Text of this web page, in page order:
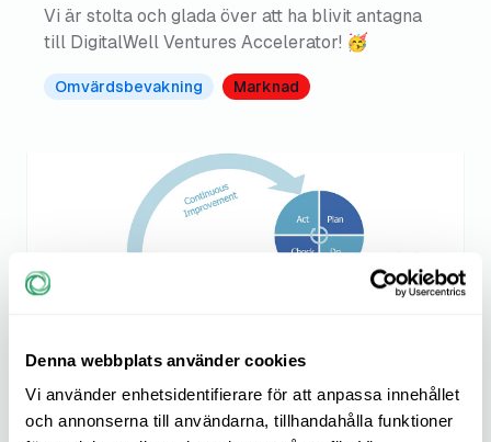
Denna webbplats använder cookies
Vi använder enhetsidentifierare för att anpassa innehållet
och annonserna till användarna, tillhandahålla funktioner
Vi är stolta och glada över att ha blivit antagna
till DigitalWell Ventures Accelerator! 🥳
Omvärdsbevakning Marknad
10 Januari 2025